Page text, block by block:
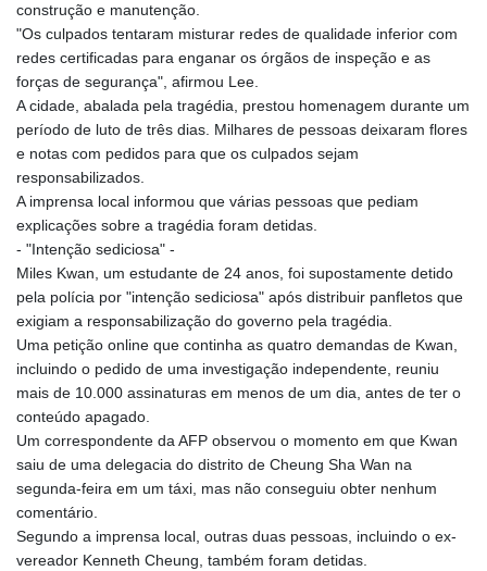
KHR
4671.006893
KRW
1640.978088
KZT 539.86659
LBP
103192.042878
LKR 386.984902
LRD 209.293797
LSL 18.829049
LTL 3.402561
LYD 7.340541
MAD 10.750759
MDL 20.045426
4953.209598
MKD 61.530604
construção e manutenção.
"Os culpados tentaram misturar redes de qualidade inferior com
redes certificadas para enganar os órgãos de inspeção e as
forças de segurança", afirmou Lee.
A cidade, abalada pela tragédia, prestou homenagem durante um
período de luto de três dias. Milhares de pessoas deixaram flores
e notas com pedidos para que os culpados sejam
responsabilizados.
A imprensa local informou que várias pessoas que pediam
explicações sobre a tragédia foram detidas.
- "Intenção sediciosa" -
Miles Kwan, um estudante de 24 anos, foi supostamente detido
pela polícia por "intenção sediciosa" após distribuir panfletos que
exigiam a responsabilização do governo pela tragédia.
Uma petição online que continha as quatro demandas de Kwan,
incluindo o pedido de uma investigação independente, reuniu
mais de 10.000 assinaturas em menos de um dia, antes de ter o
conteúdo apagado.
Um correspondente da AFP observou o momento em que Kwan
saiu de uma delegacia do distrito de Cheung Sha Wan na
segunda-feira em um táxi, mas não conseguiu obter nenhum
comentário.
Segundo a imprensa local, outras duas pessoas, incluindo o ex-
vereador Kenneth Cheung, também foram detidas.